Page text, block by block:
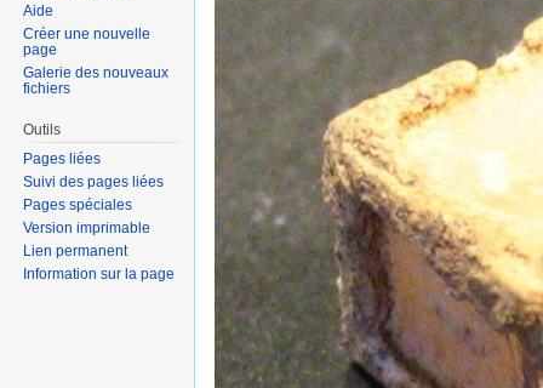
Aide
Créer une nouvelle
page
Galerie des nouveaux
fichiers
Outils
Pages liées
Suivi des pages liées
Pages spéciales
Version imprimable
Lien permanent
Information sur la page